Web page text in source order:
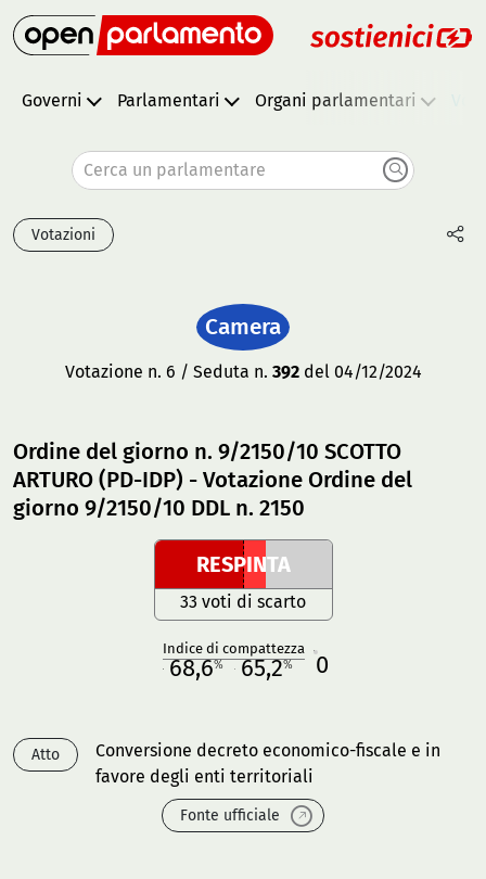
Governi Parlamentari Organi parlamentari
Cerca un parlamentare
Votazioni
Camera
Votazione n. 6 / Seduta n. 392del 04/12/2024
Ordine del giorno n. 9/2150/10 SCOTTO
ARTURO (PD-IDP) - Votazione Ordine del
giorno 9/2150/10 DDL n. 2150
RESPINTA
33 voti di scarto
Indice di compattezza
68,6% 65,2% 0
Atto
Conversione decreto economico-fiscale e in
favore degli enti territoriali
Fonte ufficiale